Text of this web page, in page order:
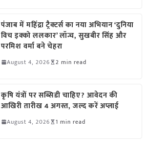
पंजाब में महिंद्रा ट्रैक्टर्स का नया अभियान ‘दुनिया
विच इक्को ललकार’ लॉन्च, सुखबीर सिंह और
परमिश वर्मा बने चेहरा
August 4, 2026 2 min read
कृषि यंत्रों पर सब्सिडी चाहिए? आवेदन की
आखिरी तारीख 4 अगस्त, जल्द करें अप्लाई
August 4, 2026 1 min read